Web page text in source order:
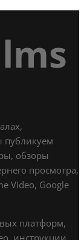
публикуем
обзоры
просмотра,
Video, Google
платформ,